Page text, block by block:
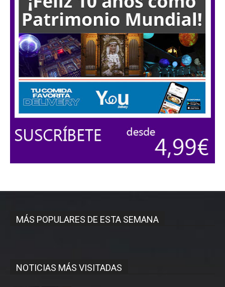
MÁS POPULARES DE ESTA SEMANA
NOTICIAS MÁS VISITADAS